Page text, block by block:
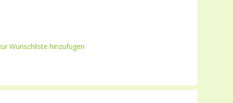
Wunschliste hinzufugen